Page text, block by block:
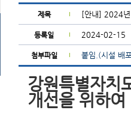
제목 [안내] 2024년
등록일 2024-02-15
첨부파일 붙임.(시설 배
강원특별자치
개선을 위하여